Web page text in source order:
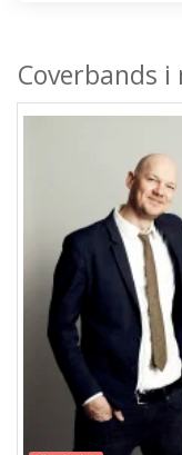
Coverbands